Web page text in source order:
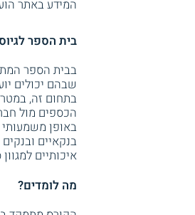
המידע באתר הועיל ל87%
בית הספר
בבית הספר
שבהם יכולים
בתחום זה,
הכספים מול
באופן משמעותי
בנקאיים
איכותיים
מה לומדים?